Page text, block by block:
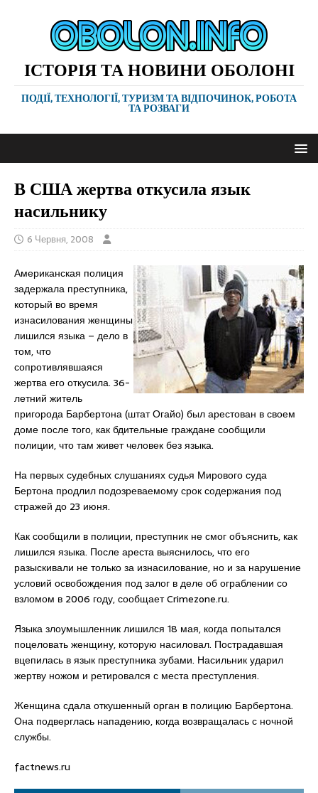
ІСТОРІЯ ТА НОВИНИ ОБОЛОНІ
ПОДІЇ, ТЕХНОЛОГІЇ, ТУРИЗМ ТА ВІДПОЧИНОК, РОБОТА
ТА РОЗВАГИ
В США жертва откусила язык
насильнику
6 Червня, 2008
Американская полиция
задержала преступника,
который во время
изнасилования женщины
лишился языка – дело в
том, что
сопротивлявшаяся
жертва его откусила. 36-
летний житель
пригорода Барбертона (штат Огайо) был арестован в своем
доме после того, как бдительные граждане сообщили
полиции, что там живет человек без языка.
На первых судебных слушаниях судья Мирового суда
Бертона продлил подозреваемому срок содержания под
стражей до 23 июня.
Как сообщили в полиции, преступник не смог объяснить, как
лишился языка. После ареста выяснилось, что его
разыскивали не только за изнасилование, но и за нарушение
условий освобождения под залог в деле об ограблении со
взломом в 2006 году, сообщает Crimezone.ru.
Языка злоумышленник лишился 18 мая, когда попытался
поцеловать женщину, которую насиловал. Пострадавшая
вцепилась в язык преступника зубами. Насильник ударил
жертву ножом и ретировался с места преступления.
Женщина сдала откушенный орган в полицию Барбертона.
Она подверглась нападению, когда возвращалась с ночной
службы.
factnews.ru